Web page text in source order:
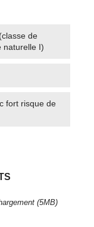
de
naturelle I)
fort risque de
(5MB)